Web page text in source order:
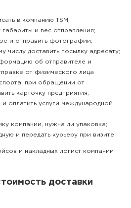
в компанию TSM;
габариты и вес отправления;
и отправить фотографии;
числу доставить посылку адресату;
об отправителе и
от физического лица
при обращении от
карточку предприятия;
и оплатить услуги международной
компании, нужна ли упаковка;
и передать курьеру при визите.
и накладных логист компании
доставки